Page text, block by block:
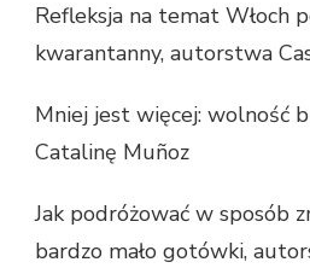
Refleksja na temat Włoch
kwarantanny, autorstwa
Mniej jest więcej: wolność
Catalinę Muñoz
Jak podróżować w sposób
bardzo mało gotówki,